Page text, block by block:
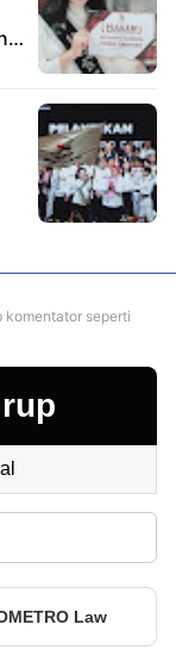
komentator seperti
Law